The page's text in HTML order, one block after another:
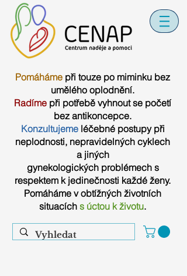
Pomáháme při touze po miminku bez
umělého oplodnění.
Radíme při potřebě vyhnout se početí
bez antikoncepce.
Konzultujemeléčebné postupy při
neplodnosti, nepravidelných cyklech
a jiných
gynekologických problémech s
respektem k jedinečnosti každé ženy.
Pomáháme v obtížných životních
situacích s úctou k životu.